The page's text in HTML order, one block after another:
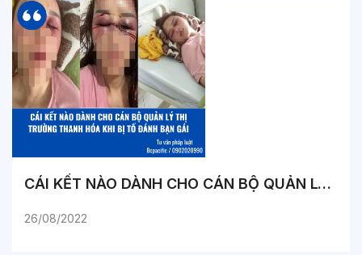
CÁI KẾT NÀO DÀNH CHO CÁN BỘ QUẢN LÝ THỊ TRƯỜNG THANH HÓA KHI BỊ TỐ ĐÁNH BẠN GÁI
26/08/2022